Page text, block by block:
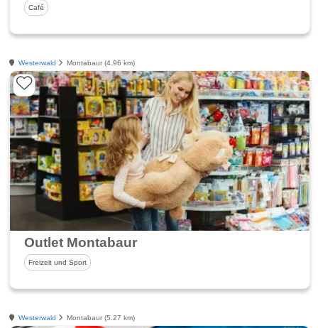
Café
Westerwald Montabaur (4.96 km)
Outlet Montabaur
Freizeit und Sport
Westerwald Montabaur (5.27 km)